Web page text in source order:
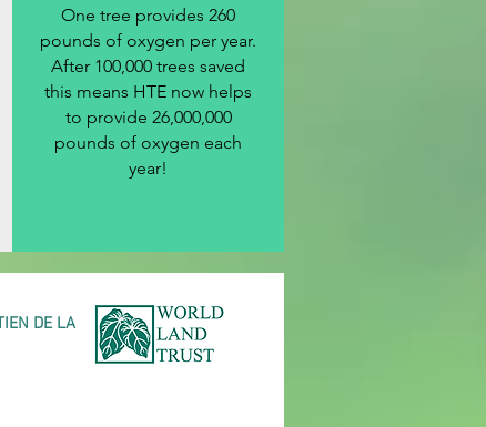
One tree provides 260
pounds of oxygen per year.
After 100,000 trees saved
this means HTE now helps
to provide 26,000,000
pounds of oxygen each
year!
DE LA